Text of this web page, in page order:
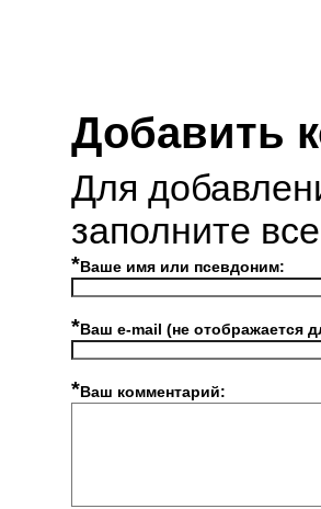
Добавить
Для
заполните
*Ваше имя или псевдоним:
*Ваш e-mail (не отображается
*Ваш комментарий: